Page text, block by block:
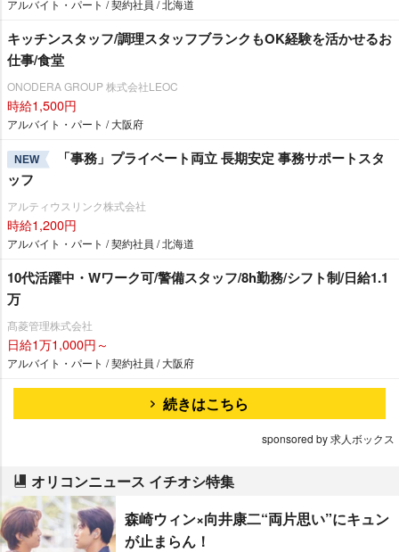
アルバイト・パート / 契約社員 / 北海道
キッチンスタッフ/調理スタッフブランクもOK経験を活かせるお
仕事/食堂
ONODERA GROUP 株式会社LEOC
時給1,500円
アルバイト・パート / 大阪府
NEW
「事務」プライベート両立 長期安定 事務サポートスタ
ッフ
アルティウスリンク株式会社
時給1,200円
アルバイト・パート / 契約社員 / 北海道
10代活躍中・Wワーク可/警備スタッフ/8h勤務/シフト制/日給1.1
万
髙菱管理株式会社
日給1万1,000円～
アルバイト・パート / 契約社員 / 大阪府
続きはこちら
sponsored by 求人ボックス
オリコンニュース イチオシ特集
森崎ウィン×向井康二“両片思い”にキュン
が止まらん！